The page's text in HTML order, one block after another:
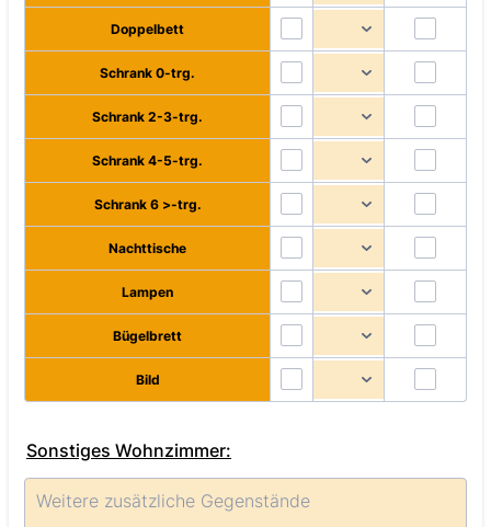
Doppelbett
Schrank 0-trg.
Schrank 2-3-trg.
Schrank 4-5-trg.
Schrank 6 >-trg.
Nachttische
Lampen
Bügelbrett
Bild
Sonstiges Wohnzimmer: